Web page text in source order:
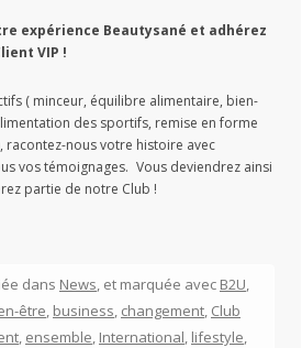
expérience Beautysané et adhérez
VIP !
( minceur, équilibre alimentaire, bien-
des sportifs, remise en forme
racontez-nous votre histoire avec
vos témoignages. Vous deviendrez ainsi
partie de notre Club !
dans News, et marquée avec B2U,
être, business, changement, Club
, ensemble, International, lifestyle,